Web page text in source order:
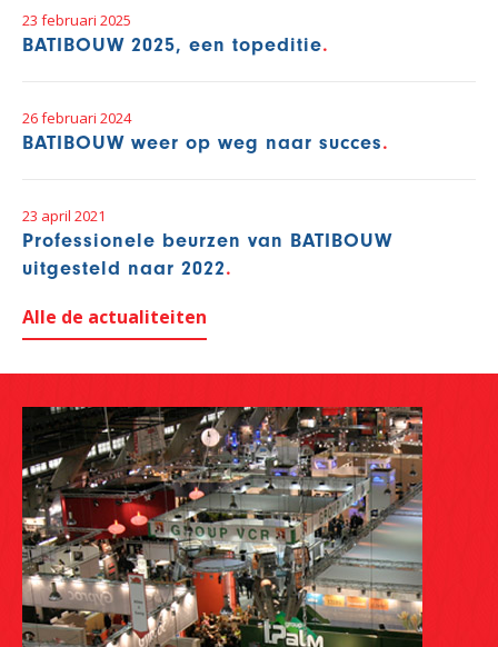
23 februari 2025
BATIBOUW 2025, een topeditie
26 februari 2024
BATIBOUW weer op weg naar succes
23 april 2021
Professionele beurzen van BATIBOUW
uitgesteld naar 2022
Alle de actualiteiten